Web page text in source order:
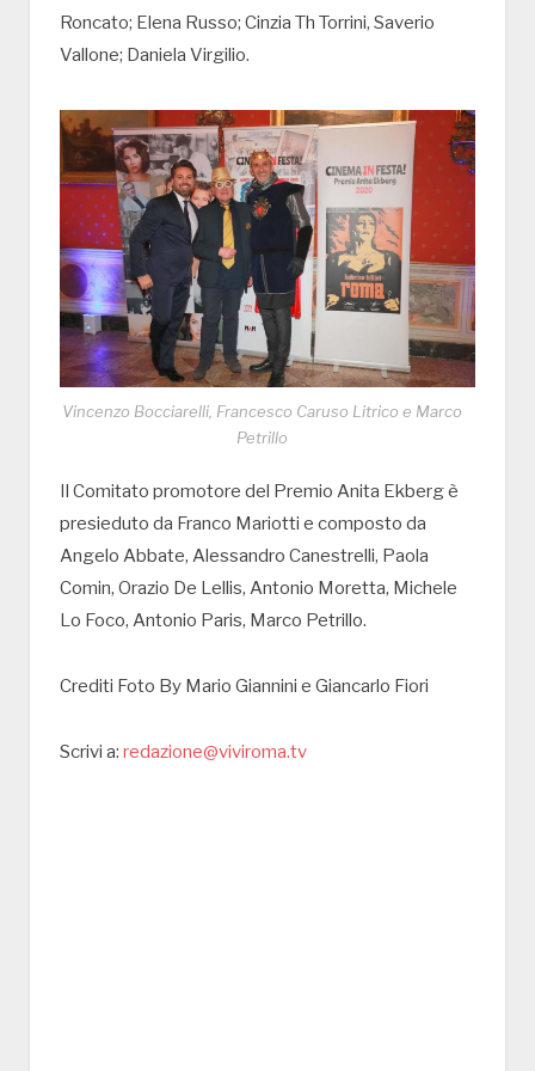
Roncato; Elena Russo; Cinzia Th Torrini, Saverio
Vallone; Daniela Virgilio.
Vincenzo Bocciarelli, Francesco Caruso Litrico e Marco
Petrillo
Il Comitato promotore del Premio Anita Ekberg è
presieduto da Franco Mariotti e composto da
Angelo Abbate, Alessandro Canestrelli, Paola
Comin, Orazio De Lellis, Antonio Moretta, Michele
Lo Foco, Antonio Paris, Marco Petrillo.
Crediti Foto By Mario Giannini e Giancarlo Fiori
Scrivi a: redazione@viviroma.tv